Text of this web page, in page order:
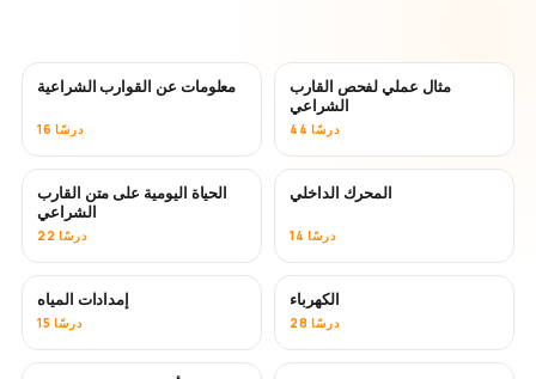
معلومات عن القوارب الشراعية
16 درسًا
مثال عملي لفحص القارب
الشراعي
44 درسًا
الحياة اليومية على متن القارب
الشراعي
22 درسًا
المحرك الداخلي
14 درسًا
إمدادات المياه
15 درسًا
الكهرباء
28 درسًا